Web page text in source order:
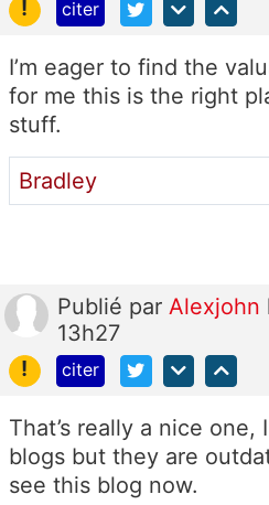
! citer
I’m eager to find the
for me this is the right
stuff.
Bradley
Publié par Alexjohn
13h27
!
citer
That’s really a nice one,
blogs but they are
see this blog now.